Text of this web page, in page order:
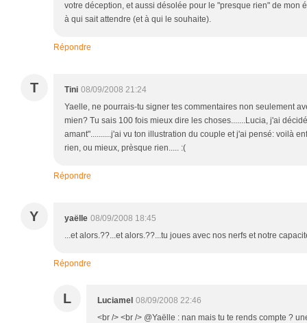
votre déception, et aussi désolée pour le "presque rien" de mon
à qui sait attendre (et à qui le souhaite).
Répondre
T Tini 08/09/2008 21:24
Yaelle, ne pourrais-tu signer tes commentaires non seulement
mien? Tu sais 100 fois mieux dire les choses.......Lucia, j'ai
amant"..........j'ai vu ton illustration du couple et j'ai pensé: voilà
rien, ou mieux, prèsque rien..... :(
Répondre
Y yaëlle 08/09/2008 18:45
...et alors.??...et alors.??...tu joues avec nos nerfs et notre
Répondre
L Luciamel 08/09/2008 22:46
<br /> <br /> @Yaëlle : nan mais tu te rends compte ?